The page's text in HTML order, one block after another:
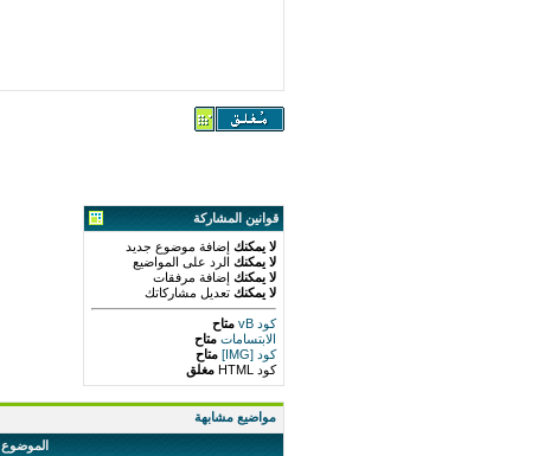
قوانين المشاركة
لا يمكنك إضافة موضوع جديد
لا يمكنك الرد على المواضيع
لا يمكنك إضافة مرفقات
لا يمكنك تعديل مشاركاتك
كود vB
متاح
الابتسامات متاح
كود [IMG]
متاح
كود HTML
مغلق
مواضيع مشابهة
الموضوع